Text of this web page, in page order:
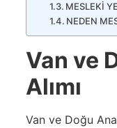
MESLEKİ
NEDEN
Van ve
Alımı
Van ve Doğu